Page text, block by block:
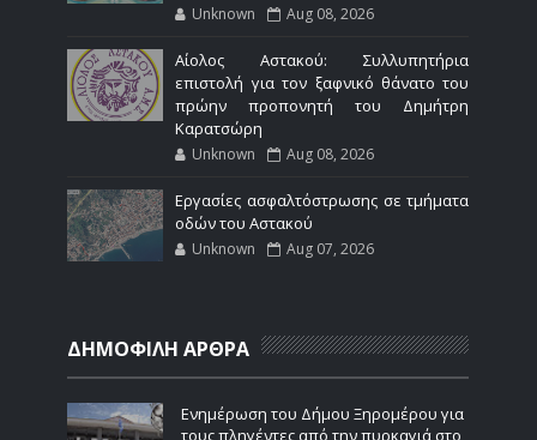
Unknown Aug 08, 2026
Αίολος Αστακού: Συλλυπητήρια
επιστολή για τον ξαφνικό θάνατο του
πρώην προπονητή του Δημήτρη
Καρατσώρη
Unknown Aug 08, 2026
Εργασίες ασφαλτόστρωσης σε τμήματα
οδών του Αστακού
Unknown Aug 07, 2026
ΔΗΜΟΦΙΛΗ ΑΡΘΡΑ
Ενημέρωση του Δήμου Ξηρομέρου για
τους πληγέντες από την πυρκαγιά στο